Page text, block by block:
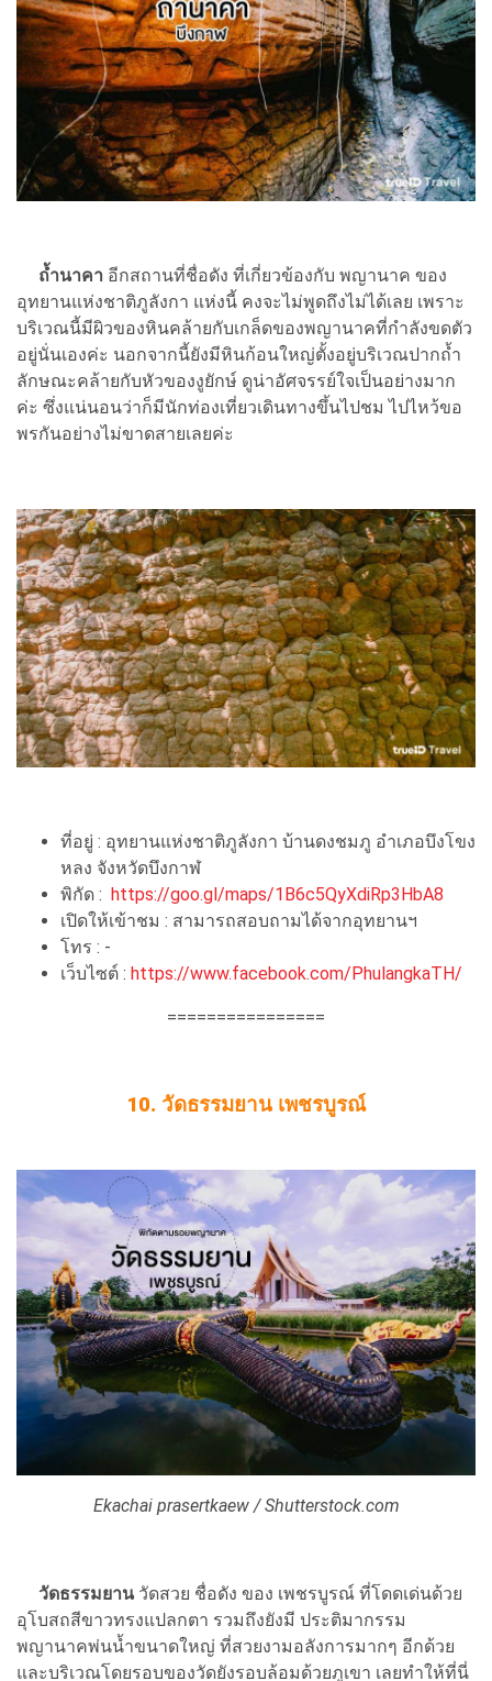
ถ้ำนาคา อีกสถานที่ชื่อดัง ที่เกี่ยวข้องกับ พญานาค ของ
อุทยานแห่งชาติภูลังกา แห่งนี้ คงจะไม่พูดถึงไม่ได้เลย เพราะ
บริเวณนี้มีผิวของหินคล้ายกับเกล็ดของพญานาคที่กำลังขดตัว
อยู่นั่นเองค่ะ นอกจากนี้ยังมีหินก้อนใหญ่ตั้งอยู่บริเวณปากถ้ำ
ลักษณะคล้ายกับหัวของงูยักษ์ ดูน่าอัศจรรย์ใจเป็นอย่างมาก
ค่ะ ซึ่งแน่นอนว่าก็มีนักท่องเที่ยวเดินทางขึ้นไปชม ไปไหว้ขอ
พรกันอย่างไม่ขาดสายเลยค่ะ
ที่อยู่ : อุทยานแห่งชาติภูลังกา บ้านดงชมภู อำเภอบึงโขง
หลง จังหวัดบึงกาฬ
พิกัด : https://goo.gl/maps/1B6c5QyXdiRp3HbA8
เปิดให้เข้าชม : สามารถสอบถามได้จากอุทยานฯ
โทร : -
เว็บไซต์ : https://www.facebook.com/PhulangkaTH/
================
10. วัดธรรมยาน เพชรบูรณ์
Ekachai prasertkaew / Shutterstock.com
วัดธรรมยานวัดสวย ชื่อดัง ของ เพชรบูรณ์ ที่โดดเด่นด้วย
อุโบสถสีขาวทรงแปลกตา รวมถึงยังมี ประติมากรรม
พญานาคพ่นน้ำขนาดใหญ่ ที่สวยงามอลังการมากๆ อีกด้วย
และบริเวณโดยรอบของวัดยังรอบล้อมด้วยภูเขา เลยทำให้ที่นี่